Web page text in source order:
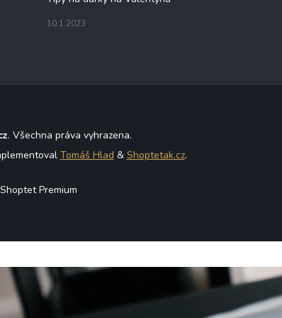
10.1.2023
. Všechna práva vyhrazena.
Tomáš Hlad & Shoptetak.cz.
Premium